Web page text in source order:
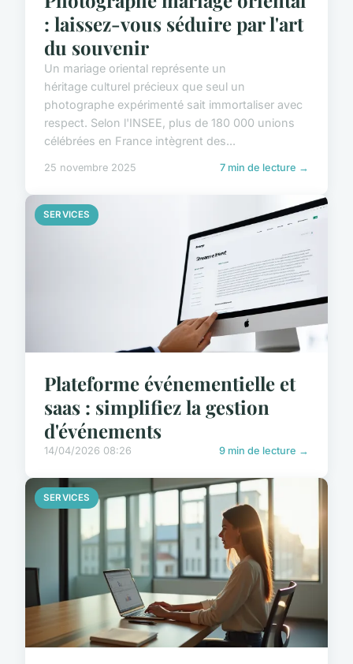
: laissez-vous séduire par l'art
du souvenir
Un mariage oriental représente un
héritage culturel précieux que seul un
photographe expérimenté sait immortaliser avec
respect. Selon l'INSEE, plus de 180 000 unions
célébrées en France intègrent des...
25 novembre 2025 7 min de lecture →
SERVICES
Plateforme événementielle et
saas : simplifiez la gestion
d'événements
14/04/2026 08:26 9 min de lecture →
SERVICES